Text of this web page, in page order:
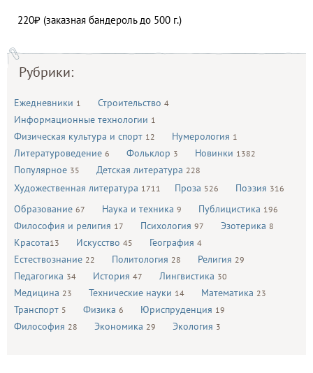
Рубрики:
Ежедневники 1 Строительство 4
Информационные технологии 1
Физическая культура и спорт 12 Нумерология 1
Литературоведение 6 Фольклор 3 Новинки 1382
Популярное 35 Детская литература 228
Художественная литература 1711 Проза 526 Поэзия 316
Образование 67 Наука и техника 9 Публицистика 196
Философия и религия 17 Психология 97 Эзотерика 8
Красота13 Искусство 45 География 4
Естествознание 22 Политология 28 Религия 29
Педагогика 34 История 47 Лингвистика 30
Медицина 23 Технические науки 14 Математика 23
Транспорт 5 Физика 6 Юриспруденция 19
Философия 28 Экономика 29 Экология 3
220₽ (заказная бандероль до 500 г.)